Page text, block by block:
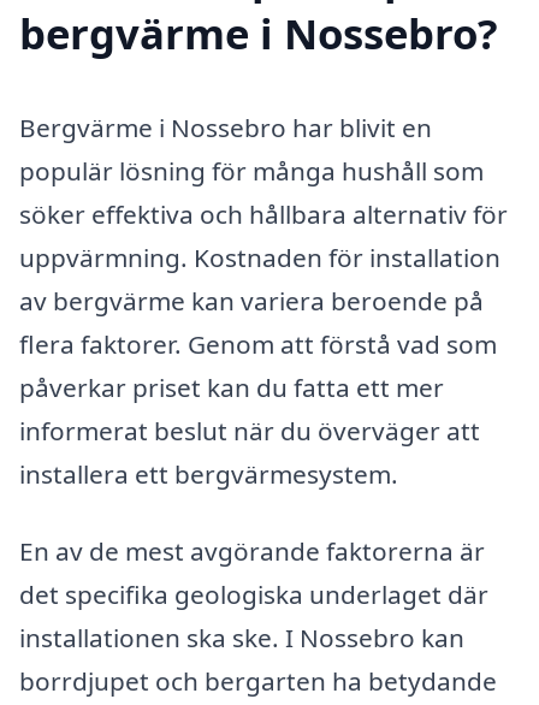
bergvärme i Nossebro?
Bergvärme i Nossebro har blivit en
populär lösning för många hushåll som
söker effektiva och hållbara alternativ för
uppvärmning. Kostnaden för installation
av bergvärme kan variera beroende på
flera faktorer. Genom att förstå vad som
påverkar priset kan du fatta ett mer
informerat beslut när du överväger att
installera ett bergvärmesystem.
En av de mest avgörande faktorerna är
det specifika geologiska underlaget där
installationen ska ske. I Nossebro kan
borrdjupet och bergarten ha betydande